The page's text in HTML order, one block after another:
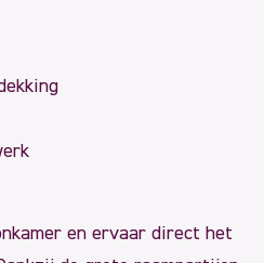
en ervaar direct het